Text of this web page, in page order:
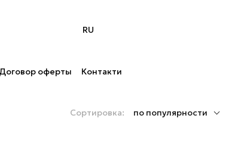
RU
Договор оферты Контакти
Сортировка: по популярности